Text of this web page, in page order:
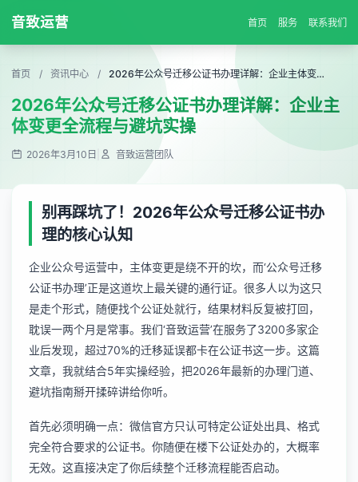
音致运营 首页 服务 联系我们
首页 / 资讯中心 / 2026年公众号迁移公证书办理详解：企业主体变更全流程与避坑实操
2026年公众号迁移公证书办理详解：企业主
体变更全流程与避坑实操
2026年3月10日 音致运营团队
别再踩坑了！2026年公众号迁移公证书办
理的核心认知
企业公众号运营中，主体变更是绕不开的坎，而‘公众号迁移
公证书办理’正是这道坎上最关键的通行证。很多人以为这只
是走个形式，随便找个公证处就行，结果材料反复被打回，
耽误一两个月是常事。我们‘音致运营’在服务了3200多家企
业后发现，超过70%的迁移延误都卡在公证书这一步。这篇
文章，我就结合5年实操经验，把2026年最新的办理门道、
避坑指南掰开揉碎讲给你听。
首先必须明确一点：微信官方只认可特定公证处出具、格式
完全符合要求的公证书。你随便在楼下公证处办的，大概率
无效。这直接决定了你后续整个迁移流程能否启动。